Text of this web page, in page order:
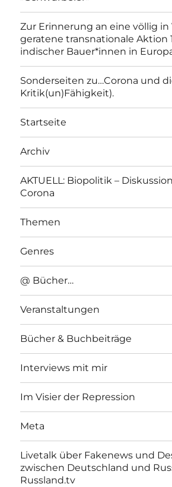
Zur Erinnerung an eine völlig in
geratene transnationale Aktion
indischer Bauer*innen in
Sonderseiten zu…Corona und
Kritik(un)Fähigkeit).
Startseite
Archiv
AKTUELL: Biopolitik –
Corona
Themen
Genres
@ Bücher…
Veranstaltungen
Bücher & Buchbeiträge
Interviews mit mir
Im Visier der Repression
Meta
Livetalk über Fakenews und
zwischen Deutschland und
Russland.tv